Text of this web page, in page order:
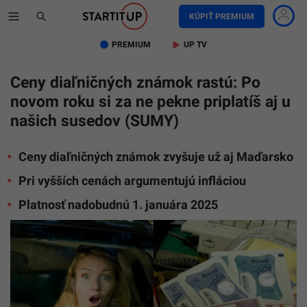
KÚPIŤ PREMIUM
PREMIUM UP TV
Ceny diaľničných známok rastú: Po
novom roku si za ne pekne priplatíš aj u
našich susedov (SUMY)
Ceny diaľničných známok zvyšuje už aj Maďarsko
Pri vyšších cenách argumentujú infláciou
Platnosť nadobudnú 1. januára 2025